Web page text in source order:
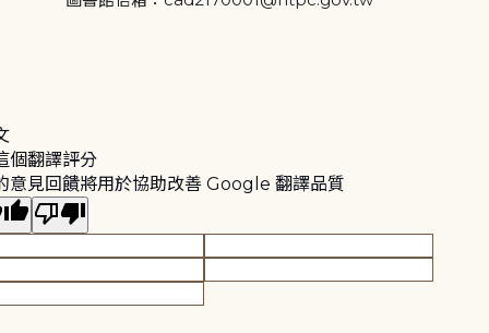
個翻譯評分
意見回饋將用於協助改善 Google 翻譯品質